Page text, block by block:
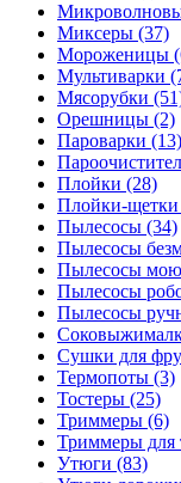
Миксеры (37)
Мороженицы
Мультиварки
Мясорубки
Орешницы (2)
Пароварки (13)
Плойки (28)
Плойки-щетки
Пылесосы (34)
Пылесосы
Пылесосы
Пылесосы
Пылесосы
Сушки для
Термопоты (3)
Тостеры (25)
Триммеры (6)
Триммеры для
Утюги (83)